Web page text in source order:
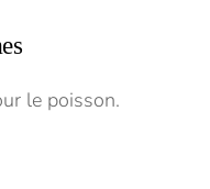
le poisson.